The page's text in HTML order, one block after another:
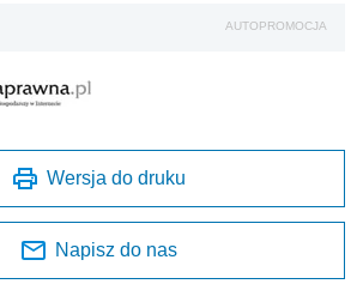
AUTOPROMOCJA
Wersja do druku
Napisz do nas